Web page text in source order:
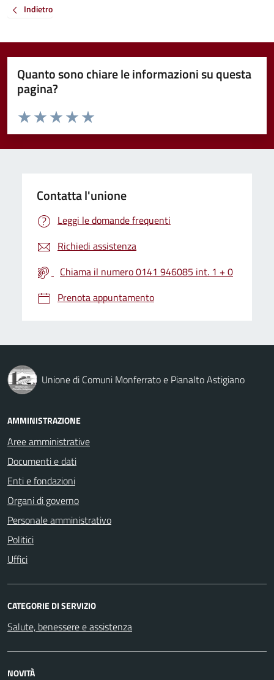
Indietro
Quanto sono chiare le informazioni su questa
pagina?
Valuta da 1 a 5 stelle la pagina
Valuta 5 stelle su 5
Valuta 4 stelle su 5
Valuta 3 stelle su 5
Valuta 2 stelle su 5
Valuta 1 stelle su 5
Contatta l'unione
Leggi le domande frequenti
Richiedi assistenza
Chiama il numero 0141 946085 int. 1 + 0
Prenota appuntamento
Unione di Comuni Monferrato e Pianalto Astigiano
AMMINISTRAZIONE
Aree amministrative
Documenti e dati
Enti e fondazioni
Organi di governo
Personale amministrativo
Politici
Uffici
CATEGORIE DI SERVIZIO
Salute, benessere e assistenza
NOVITÀ